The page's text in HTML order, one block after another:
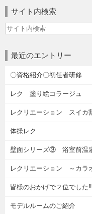
サイト内検索
最近のエントリー
〇資格紹介〇初任者研修
レク 塗り絵コラージュ
レクリエーション スイ
体操レク
壁面シリーズ③ 浴室前温
レクリエーション ～カラ
皆様のおかげで２位でした‼
モデルルームのご紹介